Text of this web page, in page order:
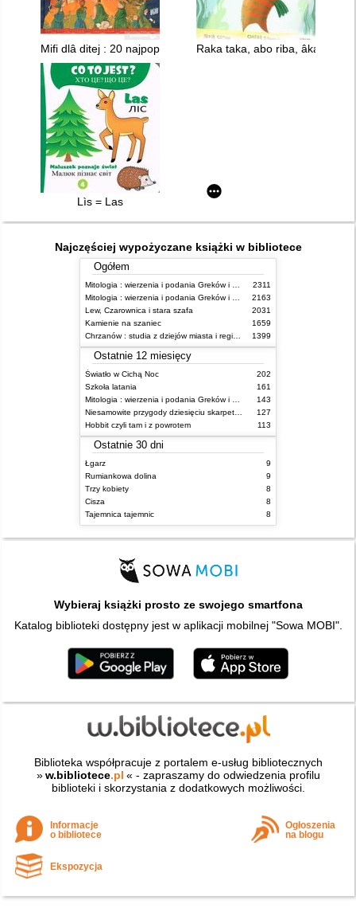
Mifi dlâ ditej : 20 najpopulârniših grec'kih mifivRaka taka, abo riba, âka spìvaê
Lìs = Las
Najczęściej wypożyczane książki w bibliotece
Ogółem
Mitologia : wierzenia i podania Greków i Rzymian
2311
Mitologia : wierzenia i podania Greków i Rzymian
2163
Lew, Czarownica i stara szafa
2031
Kamienie na szaniec
1659
Chrzanów : studia z dziejów miasta i regionu do roku 1939
1399
Ostatnie 12 miesięcy
Światło w Cichą Noc
202
Szkoła latania
161
Mitologia : wierzenia i podania Greków i Rzymian
143
Niesamowite przygody dziesięciu skarpetek : (czterech prawych i sześciu lewych)
127
Hobbit czyli tam i z powrotem
113
Ostatnie 30 dni
Łgarz
9
Rumiankowa dolina
9
Trzy kobiety
8
Cisza
8
Tajemnica tajemnic
8
Wybieraj książki prosto ze swojego smartfona
Katalog biblioteki dostępny jest w aplikacji mobilnej "Sowa MOBI".
Biblioteka współpracuje z portalem e-usług bibliotecznych
» w.bibliotece.pl « - zapraszamy do odwiedzenia profilu
biblioteki i skorzystania z dodatkowych możliwości.
Informacje
o bibliotece
Ogłoszenia
na blogu
Ekspozycja